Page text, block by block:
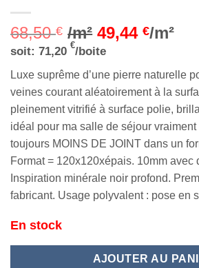
68,50€ /m² 49,44€/m²
soit: 71,20 €/boite
Luxe suprême d’une pierre naturelle
veines courant aléatoirement à la
pleinement vitrifié à surface polie,
idéal pour ma salle de séjour
toujours MOINS DE JOINT dans un
Format = 120x120xépais. 10mm avec
Inspiration minérale noir profond.
fabricant. Usage polyvalent : pose en
En stock
AJOUTER AU